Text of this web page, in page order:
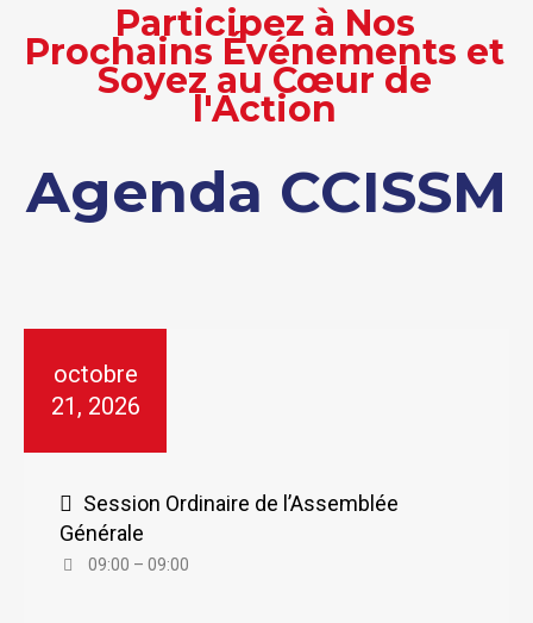
Participez à Nos
Prochains Événements et
Soyez au Cœur de
l'Action
Agenda CCISSM
octobre
21, 2026
Session Ordinaire de l’Assemblée
Générale
09:00 – 09:00